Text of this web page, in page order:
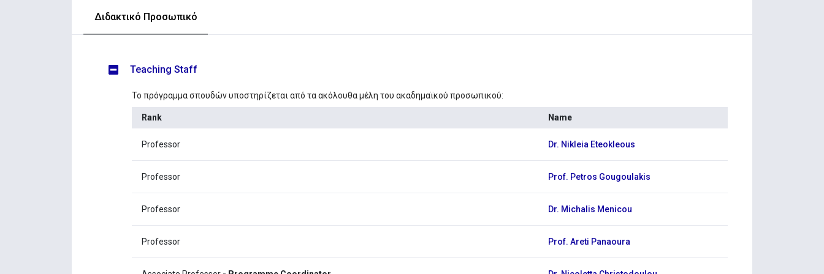
Διδακτικό Προσωπικό
Teaching Staff
Το πρόγραμμα σπουδών υποστηρίζεται από τα ακόλουθα μέλη του ακαδημαϊκού προσωπικού:
Rank Name
Professor Dr. Nikleia Eteokleous
Professor Prof. Petros Gougoulakis
Professor Dr. Michalis Menicou
Professor Prof. Areti Panaoura